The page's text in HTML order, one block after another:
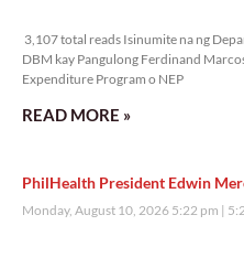
3,107 total reads Isinumite na ng
DBM kay Pangulong Ferdinand
Expenditure Program o NEP
READ MORE »
PhilHealth President Edwin
Monday, August 10, 2026 5:22 pm